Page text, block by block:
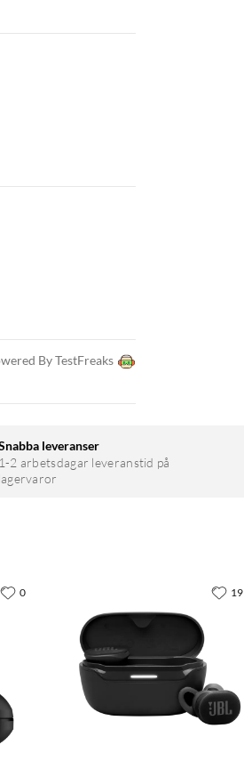
ger enkel
och
By TestFreaks
leveranser
1-2 arbetsdagar leveranstid på
lagervaror
0 19